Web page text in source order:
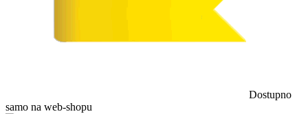
Dostupno
samo na web-shopu